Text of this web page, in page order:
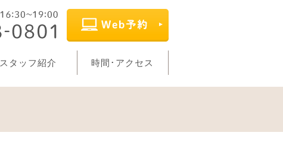
スタッフ紹介 時間･アクセス